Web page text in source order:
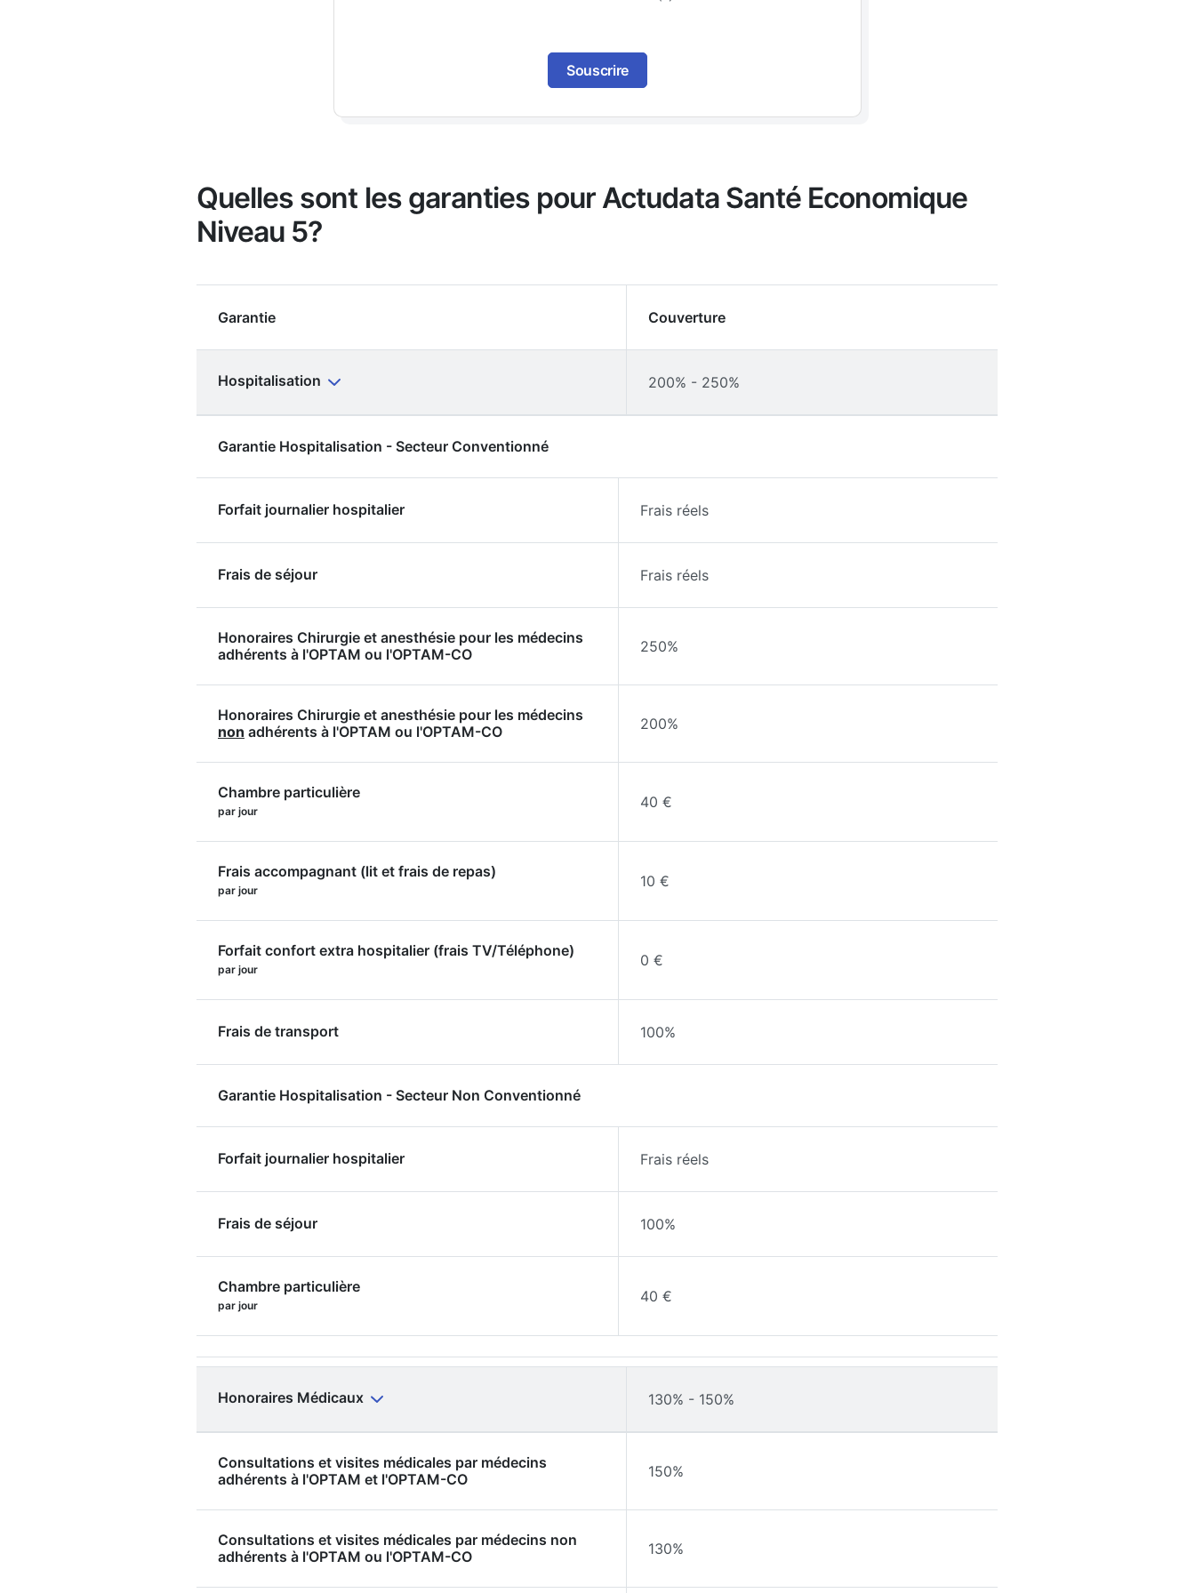
Souscrire
Quelles sont les garanties pour Actudata Santé Economique
Niveau 5?
Garantie Couverture
Hospitalisation 200% - 250%
Garantie Hospitalisation - Secteur Conventionné
Forfait journalier hospitalier Frais réels
Frais de séjour Frais réels
Honoraires Chirurgie et anesthésie pour les médecins
adhérents à l'OPTAM ou l'OPTAM-CO
250%
Honoraires Chirurgie et anesthésie pour les médecins
non adhérents à l'OPTAM ou l'OPTAM-CO 200%
Chambre particulière
par jour
40 €
Frais accompagnant (lit et frais de repas)
par jour
10 €
Forfait confort extra hospitalier (frais TV/Téléphone)
par jour
0 €
Frais de transport 100%
Garantie Hospitalisation - Secteur Non Conventionné
Forfait journalier hospitalier Frais réels
Frais de séjour 100%
Chambre particulière
par jour
40 €
Honoraires Médicaux 130% - 150%
Consultations et visites médicales par médecins
adhérents à l'OPTAM et l'OPTAM-CO
150%
Consultations et visites médicales par médecins non
adhérents à l'OPTAM ou l'OPTAM-CO
130%